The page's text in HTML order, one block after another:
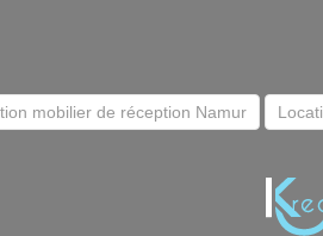
mobilier de réception Namur